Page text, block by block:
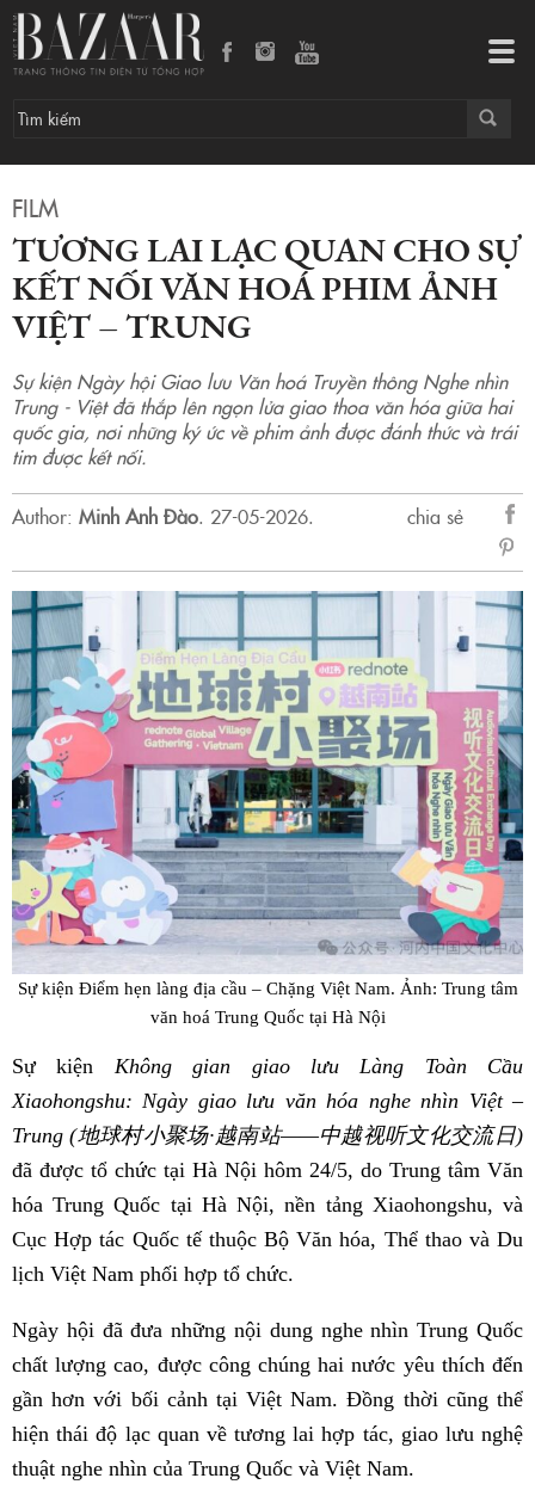
FILM
TƯƠNG LAI LẠC QUAN CHO SỰ
KẾT NỐI VĂN HOÁ PHIM ẢNH
VIỆT – TRUNG
Sự kiện Ngày hội Giao lưu Văn hoá Truyền thông Nghe nhìn
Trung - Việt đã thắp lên ngọn lửa giao thoa văn hóa giữa hai
quốc gia, nơi những ký ức về phim ảnh được đánh thức và trái
tim được kết nối.
Author: Minh Anh Đào. 27-05-2026.
chia sẻ
sẻ
Sự kiện Điểm hẹn làng địa cầu –Chặng Việt Nam. Ảnh: Trung tâm
văn hoá Trung Quốc tại Hà Nội
Sự kiện Không gian giao lưu Làng Toàn Cầu
Xiaohongshu: Ngày giao lưu văn hóa nghe nhìn Việt –
Trung (地球村小聚场·越南站——中越视听文化交流日)
đã được tổ chức tại Hà Nội hôm 24/5, do Trung tâm Văn
hóa Trung Quốc tại Hà Nội, nền tảng Xiaohongshu, và
Cục Hợp tác Quốc tế thuộc Bộ Văn hóa, Thể thao và Du
lịch Việt Nam phối hợp tổ chức.
Ngày hội đã đưa những nội dung nghe nhìn Trung Quốc
chất lượng cao, được công chúng hai nước yêu thích đến
gần hơn với bối cảnh tại Việt Nam. Đồng thời cũng thể
hiện thái độ lạc quan về tương lai hợp tác, giao lưu nghệ
thuật nghe nhìn của Trung Quốc và Việt Nam.